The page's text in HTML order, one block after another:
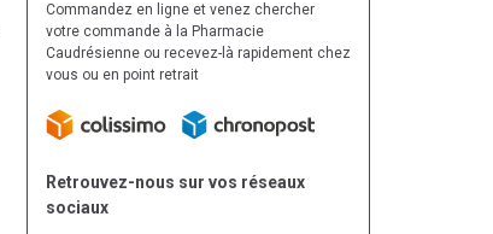
Commandez en ligne et venez chercher
votre commande à la Pharmacie
Caudrésienne ou recevez-là rapidement chez
vous ou en point retrait
Retrouvez-nous sur vos réseaux
sociaux